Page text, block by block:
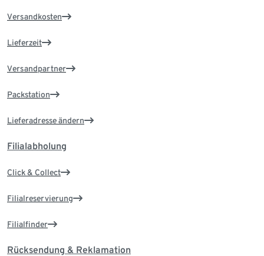
Versandkosten
Lieferzeit
Versandpartner
Packstation
Lieferadresse ändern
Filialabholung
Click & Collect
Filialreservierung
Filialfinder
Rücksendung & Reklamation